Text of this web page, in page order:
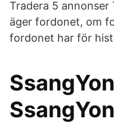
Tradera 5 annonser
äger fordonet, om
fordonet har för